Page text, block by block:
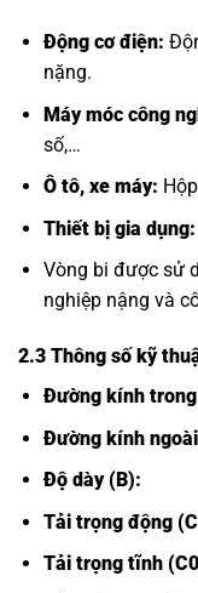
Động cơ điện:
nặng.
Máy móc công
số,…
Ô tô, xe máy:
Thiết bị gia dụng:
Vòng bi được sử
nghiệp nậng và
2.3 Thông số kỹ
Đường kính
Đường kính
Độ dày (B):
Tải trọng động
Tải trọng tĩnh